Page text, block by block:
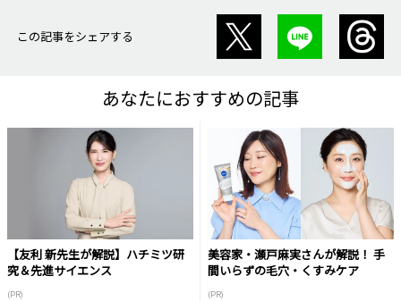
この記事をシェアする
あなたにおすすめの記事
【友利 新先生が解説】ハチミツ研
究＆先進サイエンス
(PR)
美容家・瀬戸麻実さんが解説！ 手
間いらずの毛穴・くすみケア
(PR)